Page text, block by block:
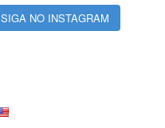
SIGA NO INSTAGRAM